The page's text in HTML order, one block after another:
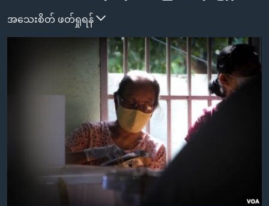
ရန်
ပင်မ
မကြေးမုံရဲ့ အင်္ဂလိပ်စာ
ရုပ်ရှင်ထဲက အင်္ဂလိပ်စာ
သုတပဒေသာ အင်္ဂလိပ်စာ
ရေဒီယို
တီဗွီ
ရေဒီယိုနှင့်ရုပ်သံ အချက်အလက်များ
ရေဒီယို/တီဗွီအစီအစဉ်
ဗွီအိုအေ လူမှုကွန်ယက်များ
ဘာသာစကားများ
အသေးစိတ် ဖတ်ရှုရန်